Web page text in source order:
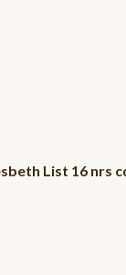
List 16 nrs